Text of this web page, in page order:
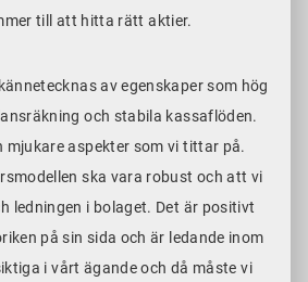
till att hitta rätt aktier.
av egenskaper som hög
och stabila kassaflöden.
mjukare aspekter som vi tittar på.
ska vara robust och att vi
ledningen i bolaget. Det är positivt
på sin sida och är ledande inom
i vårt ägande och då måste vi